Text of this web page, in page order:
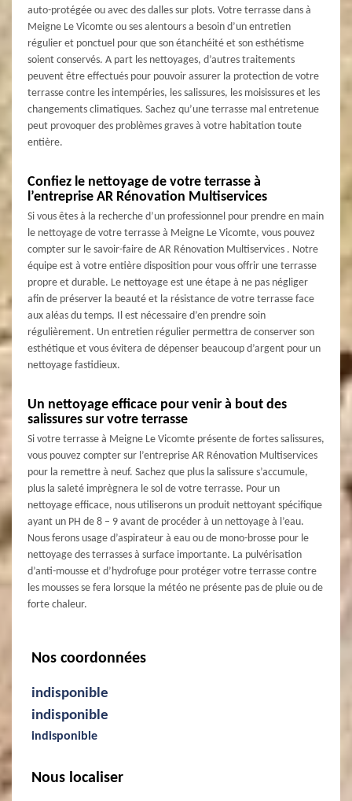
auto-protégée ou avec des dalles sur plots. Votre terrasse dans à
Meigne Le Vicomte ou ses alentours a besoin d’un entretien
régulier et ponctuel pour que son étanchéité et son esthétisme
soient conservés. A part les nettoyages, d’autres traitements
peuvent être effectués pour pouvoir assurer la protection de votre
terrasse contre les intempéries, les salissures, les moisissures et les
changements climatiques. Sachez qu’une terrasse mal entretenue
peut provoquer des problèmes graves à votre habitation toute
entière.
Confiez le nettoyage de votre terrasse à
l’entreprise AR Rénovation Multiservices
Si vous êtes à la recherche d’un professionnel pour prendre en main
le nettoyage de votre terrasse à Meigne Le Vicomte, vous pouvez
compter sur le savoir-faire de AR Rénovation Multiservices . Notre
équipe est à votre entière disposition pour vous offrir une terrasse
propre et durable. Le nettoyage est une étape à ne pas négliger
afin de préserver la beauté et la résistance de votre terrasse face
aux aléas du temps. Il est nécessaire d’en prendre soin
régulièrement. Un entretien régulier permettra de conserver son
esthétique et vous évitera de dépenser beaucoup d’argent pour un
nettoyage fastidieux.
Un nettoyage efficace pour venir à bout des
salissures sur votre terrasse
Si votre terrasse à Meigne Le Vicomte présente de fortes salissures,
vous pouvez compter sur l’entreprise AR Rénovation Multiservices
pour la remettre à neuf. Sachez que plus la salissure s’accumule,
plus la saleté imprègnera le sol de votre terrasse. Pour un
nettoyage efficace, nous utiliserons un produit nettoyant spécifique
ayant un PH de 8 – 9 avant de procéder à un nettoyage à l’eau.
Nous ferons usage d’aspirateur à eau ou de mono-brosse pour le
nettoyage des terrasses à surface importante. La pulvérisation
d’anti-mousse et d’hydrofuge pour protéger votre terrasse contre
les mousses se fera lorsque la météo ne présente pas de pluie ou de
forte chaleur.
Nos coordonnées
indisponible
indisponible
indisponible
Nous localiser